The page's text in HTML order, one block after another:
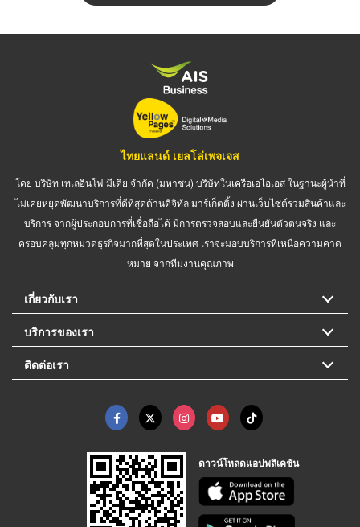
ไทยแลนด์ เยลโล่เพจเจส
โดย บริษัท เทเลอินโฟ มีเดีย จำกัด (มหาชน) บริษัทในเครือเอไอเอส ในฐานะผู้นำที่
ไม่เคยหยุดพัฒนาบริการที่ดีที่สุดด้านดิจิทัล มาร์เก็ตติ้ง ผ่านเว็บไซต์รวมสินค้าและ
บริการ จากผู้ประกอบการที่เชื่อถือได้ มีการตรวจสอบและยืนยันตัวตนจริง และ
ครอบคลุมทุกหมวดธุรกิจมากที่สุดในประเทศ เราจะมอบบริการที่เหนือความคาด
หมาย จากทีมงานคุณภาพ
เกี่ยวกับเรา
บริการของเรา
ติดต่อเรา
ดาวน์โหลดแอปพลิเคชัน